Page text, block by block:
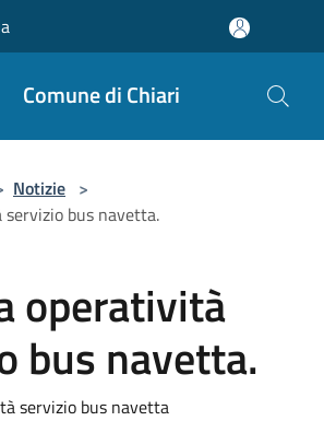
Comune di Chiari
Notizie >
bus navetta.
operatività
bus navetta.
servizio bus navetta